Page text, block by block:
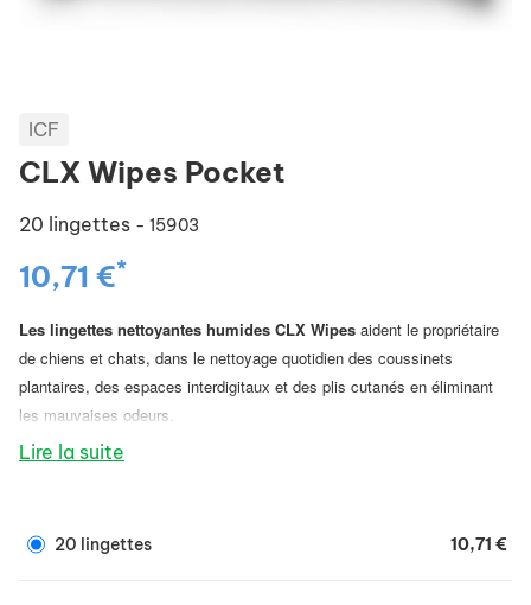
ICF
CLX Wipes Pocket
20 lingettes - 15903
10,71 €*
Les lingettes nettoyantes humides CLX Wipes aident le propriétaire
de chiens et chats, dans le nettoyage quotidien des coussinets
plantaires, des espaces interdigitaux et des plis cutanés en éliminant
les mauvaises odeurs.
Utilisation
Utiliser les lingettes CLX sur le pelage des pattes et des autres parties
Lire la suite
20 lingettes 10,71 €